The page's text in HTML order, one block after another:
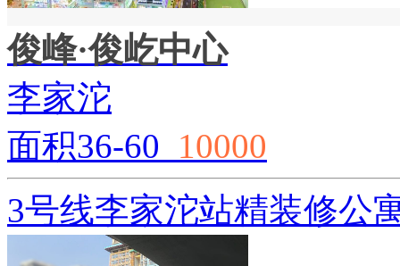
俊峰·俊屹中心
李家沱
面积36-60 10000
3号线李家沱站精装修公